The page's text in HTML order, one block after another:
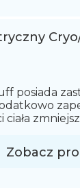
posiada
ciała
Zobacz